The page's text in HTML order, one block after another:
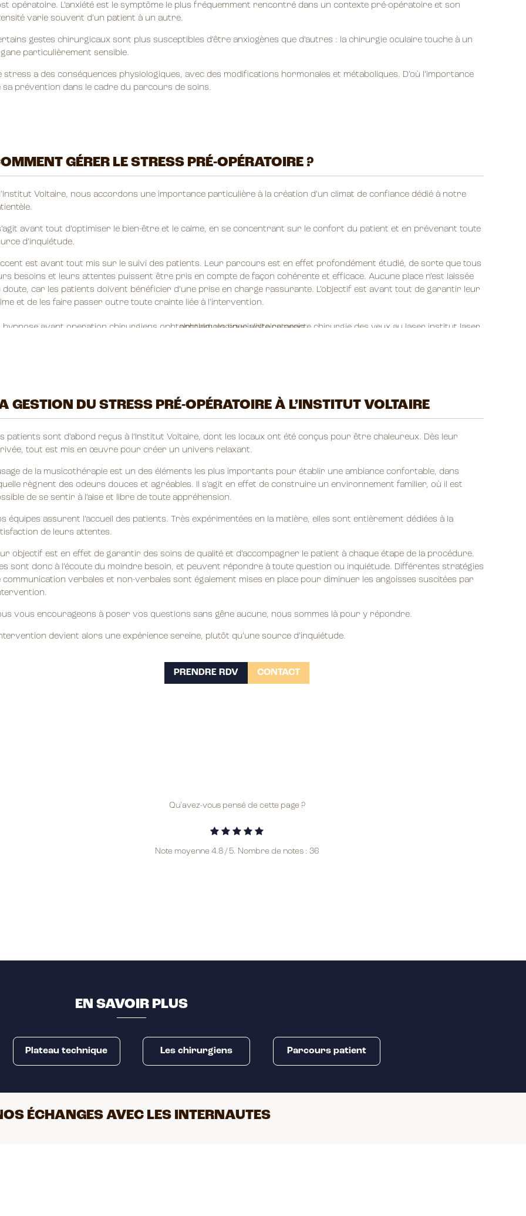
opératoire. L’anxiété est le symptôme le plus fréquemment rencontré dans un contexte pré-opératoire et son
varie souvent d’un patient à un autre.
gestes chirurgicaux sont plus susceptibles d’être anxiogènes que d’autres : la chirurgie oculaire touche à un
particulièrement sensible.
stress a des conséquences physiologiques, avec des modifications hormonales et métaboliques. D’où l’importance
sa prévention dans le cadre du parcours de soins.
GÉRER LE STRESS PRÉ-OPÉRATOIRE ?
Voltaire, nous accordons une importance particulière à la création d’un climat de confiance dédié à notre
s’agit avant tout d’optimiser le bien-être et le calme, en se concentrant sur le confort du patient et en prévenant toute
d’inquiétude.
est avant tout mis sur le suivi des patients. Leur parcours est en effet profondément étudié, de sorte que tous
besoins et leurs attentes puissent être pris en compte de façon cohérente et efficace. Aucune place n’est laissée
doute, car les patients doivent bénéficier d’une prise en charge rassurante. L’objectif est avant tout de garantir leur
et de les faire passer outre toute crainte liée à l’intervention.
GESTION DU STRESS PRÉ-OPÉRATOIRE À L’INSTITUT VOLTAIRE
patients sont d’abord reçus à l’Institut Voltaire, dont les locaux ont été conçus pour être chaleureux. Dès leur
tout est mis en œuvre pour créer un univers relaxant.
de la musicothérapie est un des éléments les plus importants pour établir une ambiance confortable, dans
règnent des odeurs douces et agréables. Il s’agit en effet de construire un environnement familier, où il est
de se sentir à l’aise et libre de toute appréhension.
équipes assurent l’accueil des patients. Très expérimentées en la matière, elles sont entièrement dédiées à la
de leurs attentes.
objectif est en effet de garantir des soins de qualité et d’accompagner le patient à chaque étape de la procédure.
sont donc à l’écoute du moindre besoin, et peuvent répondre à toute question ou inquiétude. Différentes stratégies
communication verbales et non-verbales sont également mises en place pour diminuer les angoisses suscitées par
vous encourageons à poser vos questions sans gêne aucune, nous sommes là pour y répondre.
devient alors une expérience sereine, plutôt qu’une source d’inquiétude.
PRENDRE RDV CONTACT
Qu'avez-vous pensé de cette page ?
Note moyenne4.8 / 5. Nombre de notes :36
EN SAVOIR PLUS
Plateau technique Les chirurgiens Parcours patient
ÉCHANGES AVEC LES INTERNAUTES